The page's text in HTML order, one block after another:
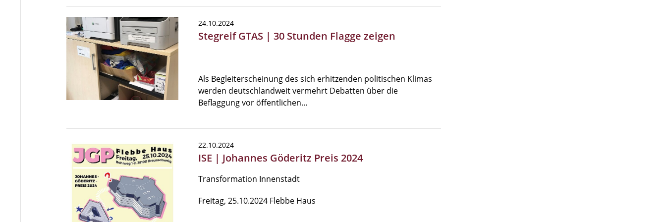
24.10.2024
Stegreif GTAS | 30 Stunden Flagge zeigen
Als Begleiterscheinung des sich erhitzenden politischen Klimas
werden deutschlandweit vermehrt Debatten über die
Beflaggung vor öffentlichen…
22.10.2024
ISE | Johannes Göderitz Preis 2024
Transformation Innenstadt
Freitag, 25.10.2024 Flebbe Haus